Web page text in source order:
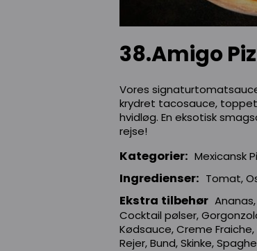
38.Amigo
Vores
krydret tacosauce,
hvidløg. En eksotisk
rejse!
Kategorier: Mexicansk
Ingredienser: Tomat,
Ekstra tilbehør
Cocktail pølser,
Kødsauce, Creme
Rejer, Bund, Skinke,